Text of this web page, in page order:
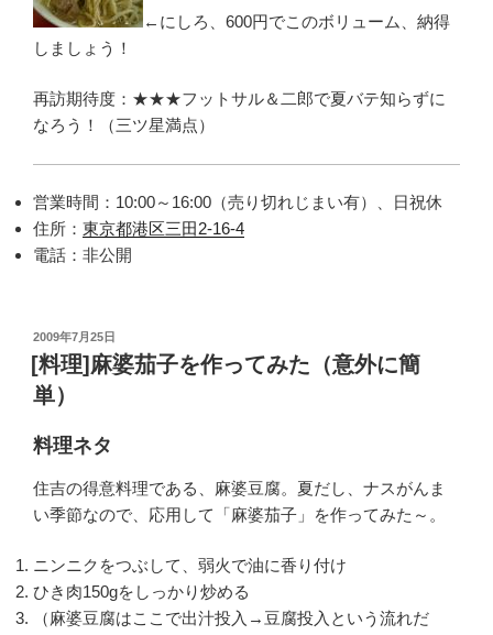
←にしろ、600円でこのボリューム、納得
しましょう！
再訪期待度：★★★フットサル＆二郎で夏バテ知らずに
なろう！（三ツ星満点）
営業時間：10:00～16:00（売り切れじまい有）、日祝休
住所： 東京都港区三田2-16-4
電話：非公開
投
稿
日:
2009年7月25日
[料理]麻婆茄子を作ってみた（意外に簡
単）
料理ネタ
住吉の得意料理である、麻婆豆腐。夏だし、ナスがんま
い季節なので、応用して「麻婆茄子」を作ってみた～。
ニンニクをつぶして、弱火で油に香り付け
ひき肉150gをしっかり炒める
（麻婆豆腐はここで出汁投入→豆腐投入という流れだ